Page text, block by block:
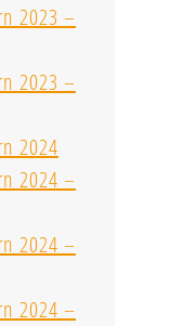
2023 –
2023 –
2024
2024 –
2024 –
2024 –